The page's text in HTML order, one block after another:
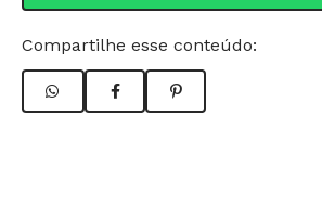
Compartilhe esse conteúdo: